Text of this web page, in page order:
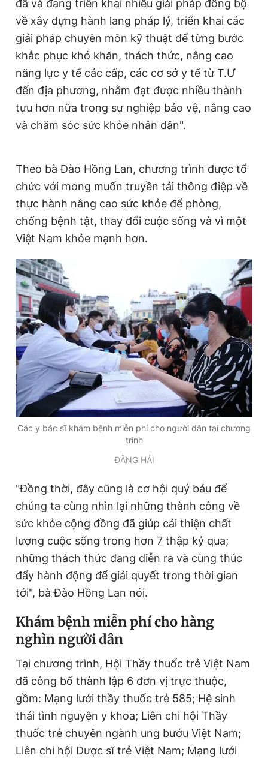
đã và đang triển khai nhiều giải pháp đồng bộ
về xây dựng hành lang pháp lý, triển khai các
giải pháp chuyên môn kỹ thuật để từng bước
khắc phục khó khăn, thách thức, nâng cao
năng lực y tế các cấp, các cơ sở y tế từ T.Ư
đến địa phương, nhằm đạt được nhiều thành
tựu hơn nữa trong sự nghiệp bảo vệ, nâng cao
và chăm sóc sức khỏe nhân dân".
Theo bà Đào Hồng Lan, chương trình được tổ
chức với mong muốn truyền tải thông điệp về
thực hành nâng cao sức khỏe để phòng,
chống bệnh tật, thay đổi cuộc sống và vì một
Việt Nam khỏe mạnh hơn.
Các y bác sĩ khám bệnh miễn phí cho người dân tại chương
trình
ĐĂNG HẢI
"Đồng thời, đây cũng là cơ hội quý báu để
chúng ta cùng nhìn lại những thành công về
sức khỏe cộng đồng đã giúp cải thiện chất
lượng cuộc sống trong hơn 7 thập kỷ qua;
những thách thức đang diễn ra và cùng thúc
đẩy hành động để giải quyết trong thời gian
tới", bà Đào Hồng Lan nói.
Khám bệnh miễn phí cho hàng
nghìn người dân
Tại chương trình, Hội Thầy thuốc trẻ Việt Nam
đã công bố thành lập 6 đơn vị trực thuộc,
gồm: Mạng lưới thầy thuốc trẻ 585; Hệ sinh
thái tình nguyện y khoa; Liên chi hội Thầy
thuốc trẻ chuyên ngành ung bướu Việt Nam;
Liên chi hội Dược sĩ trẻ Việt Nam; Mạng lưới